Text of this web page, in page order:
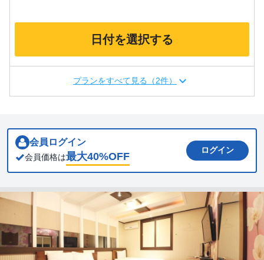
日付を選択する
プランをすべて見る（2件）
会員ログイン
会員価格は最大40%OFF
ログイン